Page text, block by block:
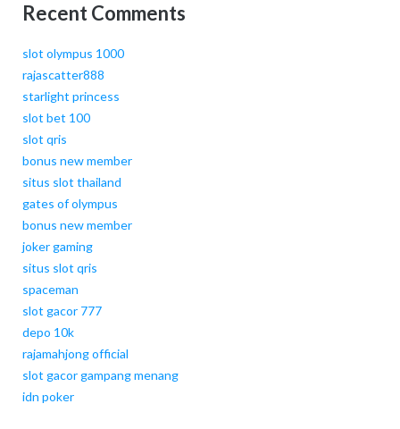
Recent Comments
slot olympus 1000
rajascatter888
starlight princess
slot bet 100
slot qris
bonus new member
situs slot thailand
gates of olympus
bonus new member
joker gaming
situs slot qris
spaceman
slot gacor 777
depo 10k
rajamahjong official
slot gacor gampang menang
idn poker